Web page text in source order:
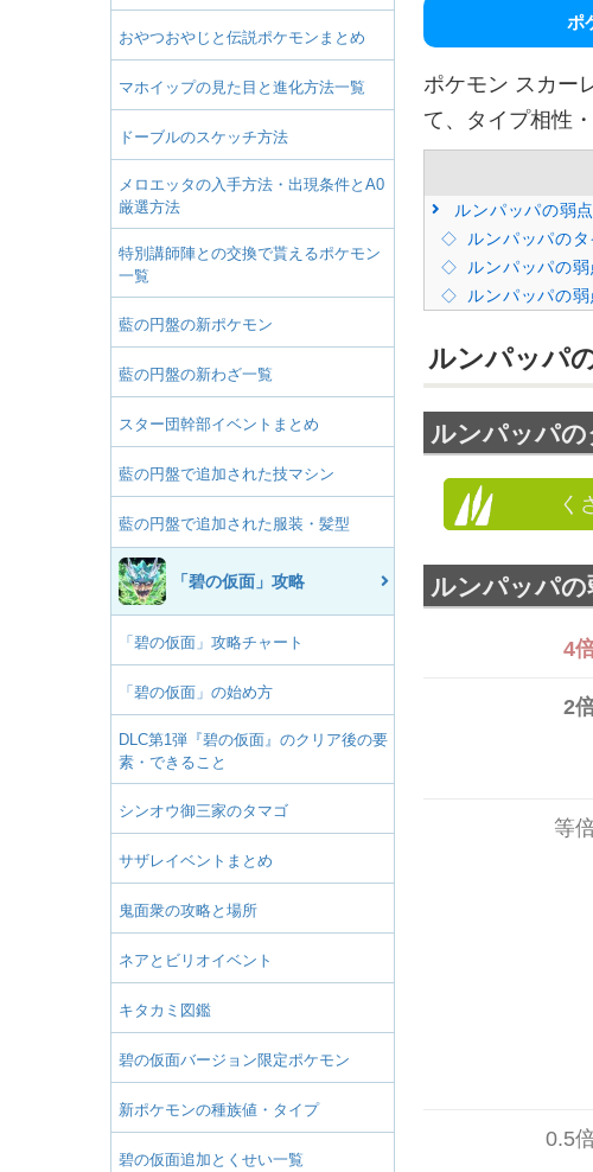
おやつおやじと伝説ポケモンまとめ
マホイップの見た目と進化方法一覧
ドーブルのスケッチ方法
メロエッタの入手方法・出現条件とA0
厳選方法
特別講師陣との交換で貰えるポケモン
一覧
藍の円盤の新ポケモン
藍の円盤の新わざ一覧
スター団幹部イベントまとめ
藍の円盤で追加された技マシン
藍の円盤で追加された服装・髪型
「碧の仮面」攻略
「碧の仮面」攻略チャート
「碧の仮面」の始め方
DLC第1弾『碧の仮面』のクリア後の要
素・できること
シンオウ御三家のタマゴ
サザレイベントまとめ
鬼面衆の攻略と場所
ネアとビリオイベント
キタカミ図鑑
碧の仮面バージョン限定ポケモン
新ポケモンの種族値・タイプ
碧の仮面追加とくせい一覧
ポ
ポケモン スカー
て、タイプ相性
ルンパッパの弱
ルンパッパの
ルンパッパの
ルンパッパの
ルンパッパ
ルンパッパ
く
ルンパッパ
4
2
等
0.5